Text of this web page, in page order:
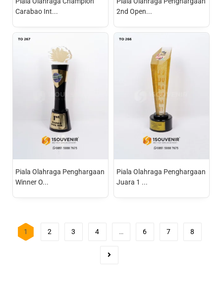
Carabao Int...
2nd Open...
Piala Olahraga Penghargaan
Winner O...
Piala Olahraga Penghargaan
Juara 1 ...
1 2 3 4 … 6 7 8